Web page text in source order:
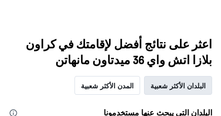
اعثر على نتائج أفضل لإقامتك في كراون
بلازا اتش واي 36 ميدتاون مانهاتن
البلدان الأكثر شعبية المدن الأكثر شعبية
البلدان التي يبحث عنها مستخدمونا